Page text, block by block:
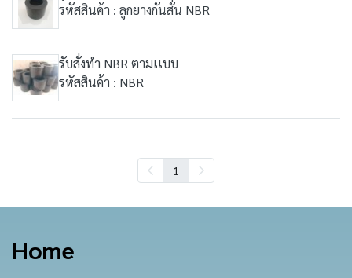
รหัสสินค้า : ลูกยางกันสั่น NBR
รับสั่งทำ NBR ตามเเบบ
รหัสสินค้า : NBR
1
Home